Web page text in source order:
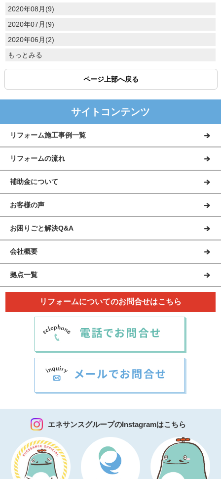
2020年08月(9)
2020年07月(9)
2020年06月(2)
もっとみる
ページ上部へ戻る
サイトコンテンツ
リフォーム施工事例一覧
リフォームの流れ
補助金について
お客様の声
お困りごと解決Q&A
会社概要
拠点一覧
リフォームについてのお問合せはこちら
エネサンスグループのInstagramはこちら